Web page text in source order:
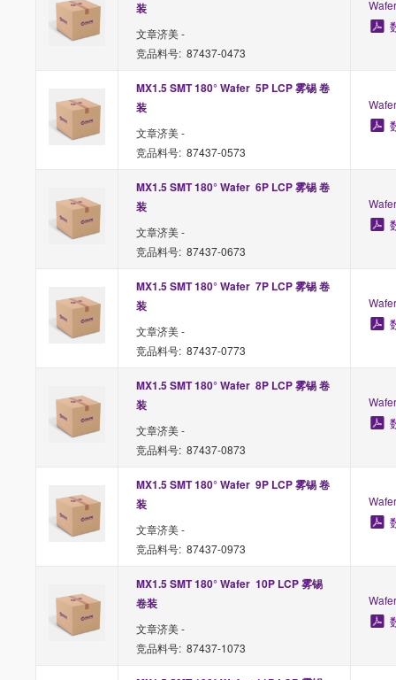
装
文章济美 -
竞品料号: 87437-0473
MX1.5 SMT 180° Wafer  5P LCP 雾锡 卷
装
文章济美 -
竞品料号: 87437-0573
MX1.5 SMT 180° Wafer  6P LCP 雾锡 卷
装
文章济美 -
竞品料号: 87437-0673
MX1.5 SMT 180° Wafer  7P LCP 雾锡 卷
装
文章济美 -
竞品料号: 87437-0773
MX1.5 SMT 180° Wafer  8P LCP 雾锡 卷
装
文章济美 -
竞品料号: 87437-0873
MX1.5 SMT 180° Wafer  9P LCP 雾锡 卷
装
文章济美 -
竞品料号: 87437-0973
MX1.5 SMT 180° Wafer  10P LCP 雾锡
卷装
文章济美 -
竞品料号: 87437-1073